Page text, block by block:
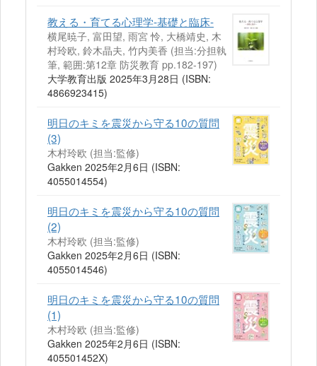
教える・育てる心理学-基礎と臨床-
横尾暁子, 富田望, 雨宮 怜, 大橋靖史, 木
村玲欧, 鈴木晶夫, 竹内美香 (担当:分担執
筆, 範囲:第12章 防災教育 pp.182-197)
大学教育出版 2025年3月28日 (ISBN:
4866923415)
明日のキミを震災から守る10の質問
(3)
木村玲欧 (担当:監修)
Gakken 2025年2月6日 (ISBN:
4055014554)
明日のキミを震災から守る10の質問
(2)
木村玲欧 (担当:監修)
Gakken 2025年2月6日 (ISBN:
4055014546)
明日のキミを震災から守る10の質問
(1)
木村玲欧 (担当:監修)
Gakken 2025年2月6日 (ISBN:
405501452X)